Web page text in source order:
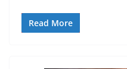
Read More